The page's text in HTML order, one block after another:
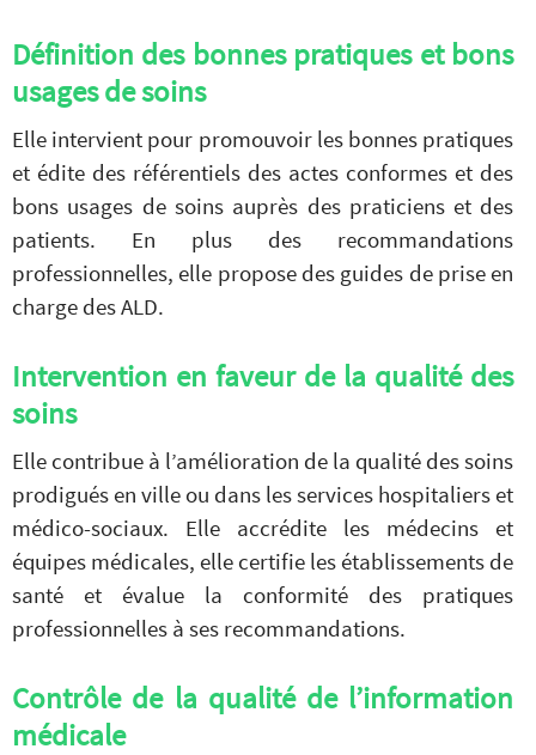
Définition des bonnes pratiques et bons
usages de soins
Elle intervient pour promouvoir les bonnes pratiques
et édite des référentiels des actes conformes et des
bons usages de soins auprès des praticiens et des
patients. En plus des recommandations
professionnelles, elle propose des guides de prise en
charge des ALD.
Intervention en faveur de la qualité des
soins
Elle contribue à l’amélioration de la qualité des soins
prodigués en ville ou dans les services hospitaliers et
médico-sociaux. Elle accrédite les médecins et
équipes médicales, elle certifie les établissements de
santé et évalue la conformité des pratiques
professionnelles à ses recommandations.
Contrôle de la qualité de l’information
médicale